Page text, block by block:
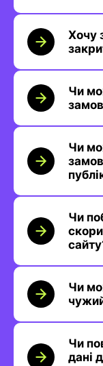
Хочу
Чи
Чи
Чи
Чи
Чи
дані